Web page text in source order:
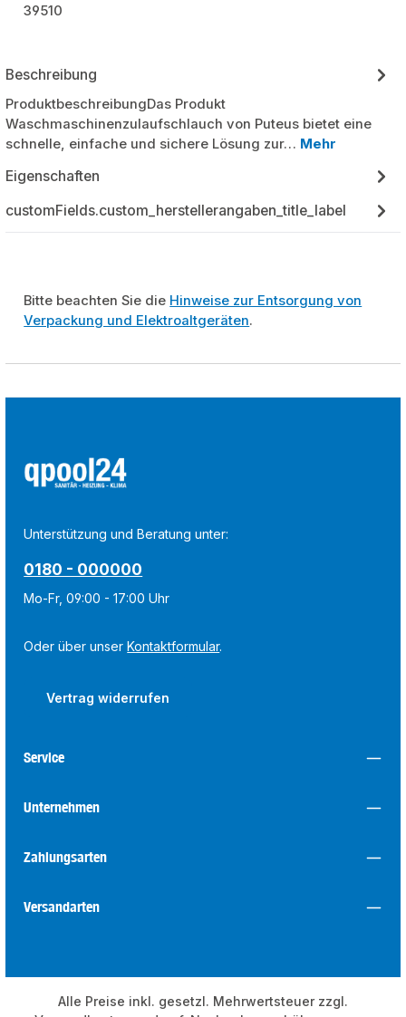
39510
Beschreibung
ProduktbeschreibungDas Produkt
Waschmaschinenzulaufschlauch von Puteus bietet eine
schnelle, einfache und sichere Lösung zur… Mehr
Eigenschaften
customFields.custom_herstellerangaben_title_label
Bitte beachten Sie die Hinweise zur Entsorgung von
Verpackung und Elektroaltgeräten.
Unterstützung und Beratung unter:
0180 - 000000
Mo-Fr, 09:00 - 17:00 Uhr
Oder über unserKontaktformular.
Vertrag widerrufen
Service
Unternehmen
Zahlungsarten
Versandarten
Alle Preise inkl. gesetzl. Mehrwertsteuer zzgl.